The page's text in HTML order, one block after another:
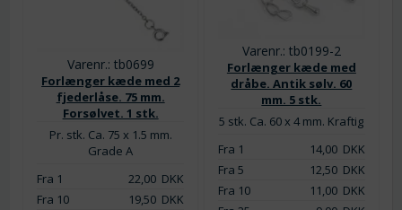
Varenr.: tb0699
Forlænger kæde med 2
fjederlåse. 75 mm.
Forsølvet. 1 stk.
Pr. stk. Ca. 75 x 1.5 mm.
Grade A
Fra 1
22,00DKK
Fra 10
19,50DKK
Varenr.: tb0199-2
Forlænger kæde med
dråbe. Antik sølv. 60
mm. 5 stk.
5 stk. Ca. 60 x 4 mm. Kraftig
Fra 1
14,00DKK
Fra 5
12,50DKK
Fra 10
11,00DKK